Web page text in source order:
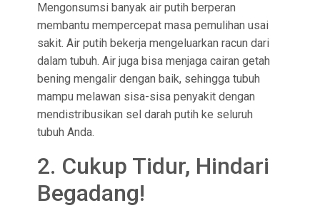
Mengonsumsi banyak air putih berperan
membantu mempercepat masa pemulihan usai
sakit. Air putih bekerja mengeluarkan racun dari
dalam tubuh. Air juga bisa menjaga cairan getah
bening mengalir dengan baik, sehingga tubuh
mampu melawan sisa-sisa penyakit dengan
mendistribusikan sel darah putih ke seluruh
tubuh Anda.
2. Cukup Tidur, Hindari
Begadang!